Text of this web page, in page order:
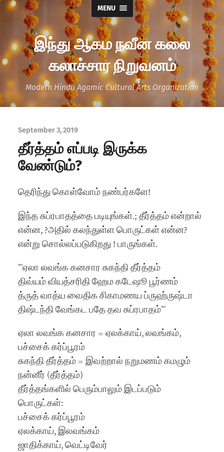
MENU
இந்து ஆகம நவீன கலை
கலாச்சார நிறுவனம்
Modern Hindu Agamic Cultural Arts Organization
September 3, 2019
தீர்த்தம் எப்படி இருக்க
வேண்டும்?
தெரிந்து கொள்வோம் நண்பர்களே!
இந்த சுப்ரபாதத்தை படியுங்கள்.; தீர்த்தம் என்றால்
என்ன, ?அதில் கலந்துள்ள பொருட்கள் என்ன?
என்று சொல்லப்படுகிறது ! பாருங்கள்.
”’ஏலா லவங்க கனசார சுகந்தி தீர்த்தம்
திவ்யம் வியத்சரிதி ஹேம கடேஷூ பூர்ணம்
த்ருத் வாத்ய வைதிக சிகாமணய ப்ருஹ்ருஷ்டா
திஷ்டந்தி வேங்கட பதே தவ சுப்ரபாதம்”’
ஏலா லவங்க கனசார = ஏலக்காய், லவங்கம்,
பச்சைக் கர்ப்பூரம்
சுகந்தி தீர்த்தம் = இவற்றால் நறுமணம் கமழும்
நன்னீர் (தீர்த்தம்)
தீர்த்தங்களில் பெரும்பாலும் இடப்படும்
பொருட்கள்:
பச்சைக் கர்ப்பூரம்
ஏலக்காய், இலவங்கம்
ஜாதிக்காய், வெட்டிவேர்